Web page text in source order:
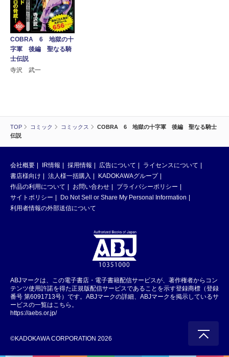
TOP コミック コミックス
COBRA 6 地獄の十字軍 後編 聖なる騎士
伝説
COBRA 6 地獄の十
字軍 後編 聖なる騎
士伝説
寺沢 武一
会社概要 IR情報 採用情報 広告について
ライセンスについて
書店様向け
法人様一括購入
KADOKAWAグループ
作品の利用について
お問い合わせ
プライバシーポリシー
サイトポリシー
Do Not Sell or Share My Personal Information
利用者情報の外部送信について
ABJマークは、この電子書店・電子書籍配信サービスが、著作権者からコン
テンツ使用許諾を得た正規版配信サービスであることを示す登録商標（登録
番号 第6091713号）です。ABJマークの詳細、ABJマークを掲示しているサ
ービスの一覧はこちら。
https://aebs.or.jp/
©KADOKAWA CORPORATION 2026